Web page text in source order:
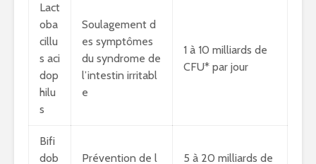
Lact
oba
cillu
s aci
dop
hilu
s
Soulagement d
es symptômes
du syndrome de
l’intestin irritabl
e
1 à 10 milliards de
CFU* par jour
Bifi
dob
Prévention de l
5 à 20 milliards de